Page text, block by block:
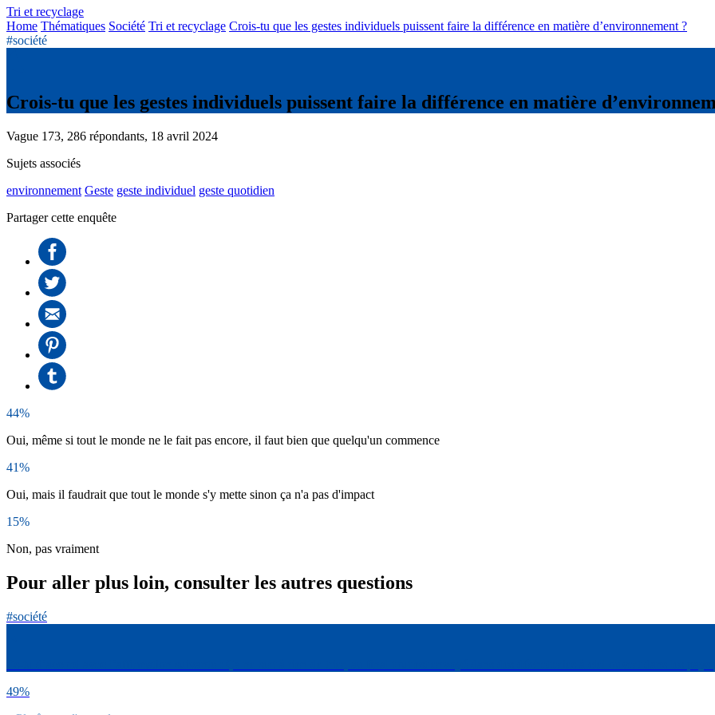
Tri et recyclage
Home Thématiques Société Tri et recyclage Crois-tu que les gestes individuels puissent faire la différence en matière d’environnement ?
#société
Crois-tu que les gestes individuels puissent faire la différence en matière
Vague 173, 286 répondants, 18 avril 2024
Sujets associés
environnement Geste geste individuel geste quotidien
Partager cette enquête
44%
Oui, même si tout le monde ne le fait pas encore, il faut bien que quelqu'un commence
41%
Oui, mais il faudrait que tout le monde s'y mette sinon ça n'a pas d'impact
15%
Non, pas vraiment
Pour aller plus loin, consulter les autres questions
#société
49%